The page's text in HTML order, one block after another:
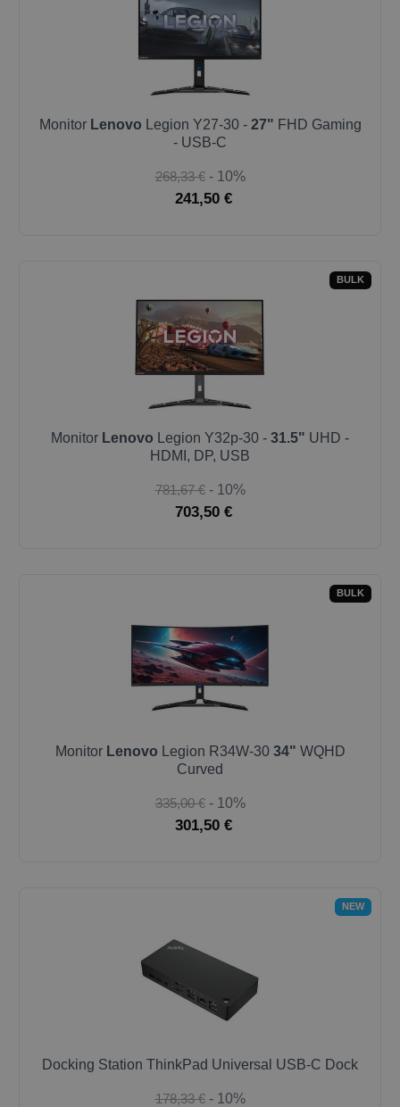
Monitor Lenovo Legion Y27-30 - 27" FHD Gaming
- USB-C
268,33 € - 10%
241,50 €
BULK
Monitor Lenovo Legion Y32p-30 - 31.5" UHD -
HDMI, DP, USB
781,67 € - 10%
703,50 €
BULK
Monitor Lenovo Legion R34W-30 34" WQHD
Curved
335,00 € - 10%
301,50 €
NEW
Docking Station ThinkPad Universal USB-C Dock
178,33 € - 10%